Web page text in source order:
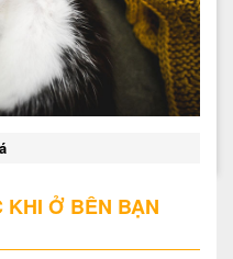
KHI Ở BÊN BẠN